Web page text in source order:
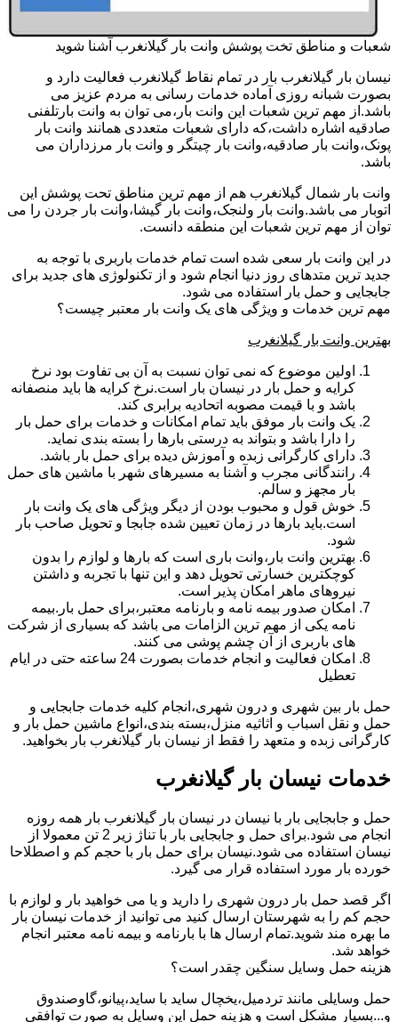
شعبات و مناطق تخت پوشش وانت بار گیلانغرب آشنا شوید
نیسان بار گیلانغرب بار در تمام نقاط گیلانغرب فعالیت دارد و
بصورت شبانه روزی آماده خدمات رسانی به مردم عزیز می
باشد.از مهم ترین شعبات این وانت بار،می توان به وانت بارتلفنی
صادقیه اشاره داشت،که دارای شعبات متعددی همانند وانت بار
پونک،وانت بار صادقیه،وانت بار چیتگر و وانت بار مرزداران می
باشد.
وانت بار شمال گیلانغرب هم از مهم ترین مناطق تحت پوشش این
اتوبار می باشد.وانت بار ولنجک،وانت بار گیشا،وانت بار جردن را می
توان از مهم ترین شعبات این منطقه دانست.
در این وانت بار سعی شده است تمام خدمات باربری با توجه به
جدید ترین متدهای روز دنیا انجام شود و از تکنولوژی های جدید برای
جابجایی و حمل بار استفاده می شود.
مهم ترین خدمات و ویژگی های یک وانت بار معتبر چیست؟
بهترین وانت بار گیلانغرب
اولین موضوع که نمی توان نسبت به آن بی تفاوت بود نرخ
کرایه و حمل بار در نیسان بار است.نرخ کرایه ها باید منصفانه
باشد و با قیمت مصوبه اتحادیه برابری کند.
یک وانت بار موفق باید تمام امکانات و خدمات برای حمل بار
را دارا باشد و بتواند به درستی بارها را بسته بندی نماید.
دارای کارگرانی زبده و آموزش دیده برای حمل بار باشد.
رانندگانی مجرب و آشنا به مسیرهای شهر با ماشین های حمل
بار مجهز و سالم.
خوش قول و محبوب بودن از دیگر ویژگی های یک وانت بار
است.باید بارها در زمان تعیین شده جابجا و تحویل صاحب بار
شود.
بهترین وانت بار،وانت باری است که بارها و لوازم را بدون
کوچکترین خسارتی تحویل دهد و این تنها با تجربه و داشتن
نیروهای ماهر امکان پذیر است.
امکان صدور بیمه نامه و بارنامه معتبر،برای حمل بار.بیمه
نامه یکی از مهم ترین الزامات می باشد که بسیاری از شرکت
های باربری از آن چشم پوشی می کنند.
امکان فعالیت و انجام خدمات بصورت 24 ساعته حتی در ایام
تعطیل
حمل بار بین شهری و درون شهری،انجام کلیه خدمات جابجایی و
حمل و نقل اسباب و اثاثیه منزل،بسته بندی،انواع ماشین حمل بار و
کارگرانی زبده و متعهد را فقط از نیسان بار گیلانغرب بار بخواهید.
خدمات نیسان بار گیلانغرب
حمل و جابجایی بار با نیسان در نیسان بار گیلانغرب بار همه روزه
انجام می شود.برای حمل و جابجایی بار با تناژ زیر 2 تن معمولا از
نیسان استفاده می شود.نیسان برای حمل بار با حجم کم و اصطلاحا
خورده بار مورد استفاده قرار می گیرد.
اگر قصد حمل بار درون شهری را دارید و یا می خواهید بار و لوازم با
حجم کم را به شهرستان ارسال کنید می توانید از خدمات نیسان بار
ما بهره مند شوید.تمام ارسال ها با بارنامه و بیمه نامه معتبر انجام
خواهد شد.
هزینه حمل وسایل سنگین چقدر است؟
حمل وسایلی مانند تردمیل،یخچال ساید با ساید،پیانو،گاوصندوق
و...بسیار مشکل است و هزینه حمل این وسایل به صورت توافقی